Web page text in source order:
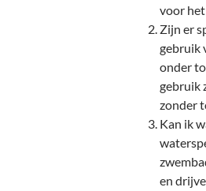
voor het
Zijn er
gebruik
onder
gebruik
zonder
Kan ik
en